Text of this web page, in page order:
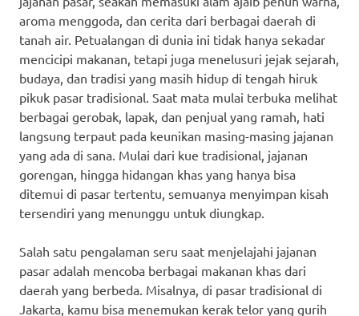
aroma menggoda, dan cerita dari berbagai daerah di
tanah air. Petualangan di dunia ini tidak hanya sekadar
mencicipi makanan, tetapi juga menelusuri jejak sejarah,
budaya, dan tradisi yang masih hidup di tengah hiruk
pikuk pasar tradisional. Saat mata mulai terbuka melihat
berbagai gerobak, lapak, dan penjual yang ramah, hati
langsung terpaut pada keunikan masing-masing jajanan
yang ada di sana. Mulai dari kue tradisional, jajanan
gorengan, hingga hidangan khas yang hanya bisa
ditemui di pasar tertentu, semuanya menyimpan kisah
tersendiri yang menunggu untuk diungkap.
Salah satu pengalaman seru saat menjelajahi jajanan
pasar adalah mencoba berbagai makanan khas dari
daerah yang berbeda. Misalnya, di pasar tradisional di
Jakarta, kamu bisa menemukan kerak telor yang gurih